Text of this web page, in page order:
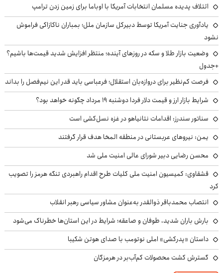
ائتلاف پدیده مسلمان انتخابات آمریکا با اوباما برای زمین زدن ترامپ
یادآوری جنایت آمریکا توسط دبیرکل سازمان ملل؛ بمباران ناکازاکی فراموش
نشود
وضعیت بازار طلا و سکه در روزهای آینده؛ منتظر افزایش شدید قیمت‌ها باشیم؟
+جدول
فرصت کم‌نظیر برای دروازه‌بان استقلال؛ فرعباسی باید قدر این نیم‌فصل را بداند
شرایط بازار ارز و قیمت دلار فردا دوشنبه ۱۹ مرداد چگونه خواهد بود؟
سناتور سندرز: اقدامات نتانیاهو در غزه نسل‌کشی است
یمن: نیروهای عربستانی در منطقه المخا هدف قرار گرفتند
محسن رضایی دبیر شورای عالی امنیت ملی شد
قشقاوی: کمیسیون امنیت ملی کلیات طرح اقدام راهبردی تنگه هرمز را تصویب
کرد
انتصاب محمدباقر ذوالقدر به‌عنوان مشاور سیاسی رهبر انقلاب
بارش باران شدید، طوفان و صاعقه؛ شرایط در این استان‌ها خطرناک می‌شود
داستان «پدرکشی» املی نوتومب با صدای هوتن شکیبا
گسترش کشت محصولات کم‌آب‌بر در هرمزگان